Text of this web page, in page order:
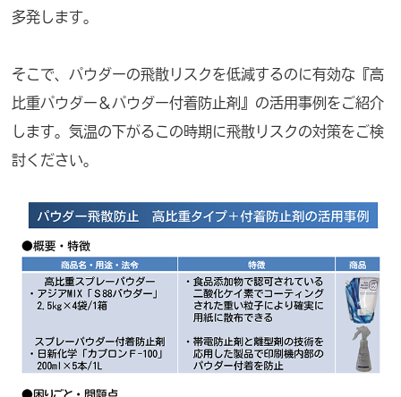
多発します。
そこで、パウダーの飛散リスクを低減するのに有効な『高
比重パウダー＆パウダー付着防止剤』の活用事例をご紹介
します。気温の下がるこの時期に飛散リスクの対策をご検
討ください。